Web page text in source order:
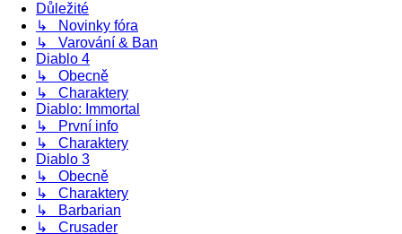
Důležité
↳ Novinky fóra
↳ Varování & Ban
Diablo 4
↳ Obecně
↳ Charaktery
Diablo: Immortal
↳ První info
↳ Charaktery
Diablo 3
↳ Obecně
↳ Charaktery
↳ Barbarian
↳ Crusader